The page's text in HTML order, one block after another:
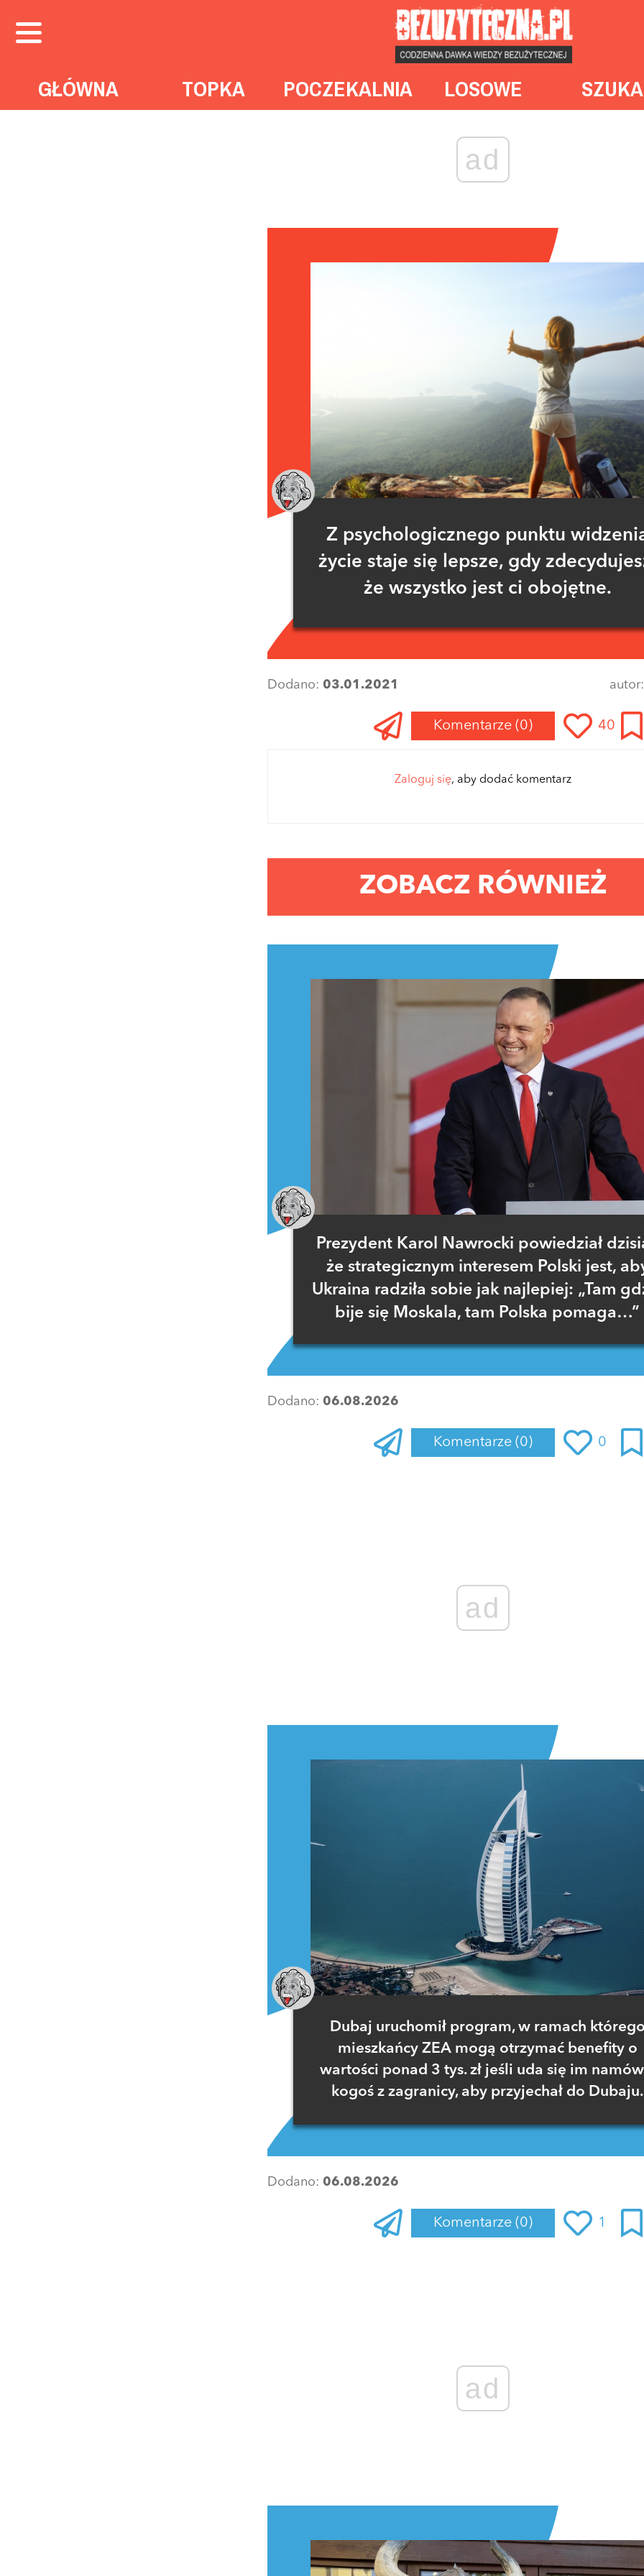
GŁÓWNA TOPKA POCZEKALNIA LOSOWE
ad
Z psychologicznego punktu
życie staje się lepsze, gdy
że wszystko jest ci obojętne.
Dodano: 03.01.2021
Komentarze (0) 40
Zaloguj się, aby dodać komentarz
ZOBACZ RÓWNIEŻ
Prezydent Karol Nawrocki powiedział
że strategicznym interesem Polski jest,
Ukraina radziła sobie jak najlepiej: „Tam
bije się Moskala, tam Polska pomaga…”
Dodano: 06.08.2026
Komentarze (0) 0
ad
Dubaj uruchomił program, w ramach
mieszkańcy ZEA mogą otrzymać benefity o
wartości ponad 3 tys. zł jeśli uda się im
kogoś z zagranicy, aby przyjechał do Dubaju.
Dodano: 06.08.2026
Komentarze (0) 1
ad